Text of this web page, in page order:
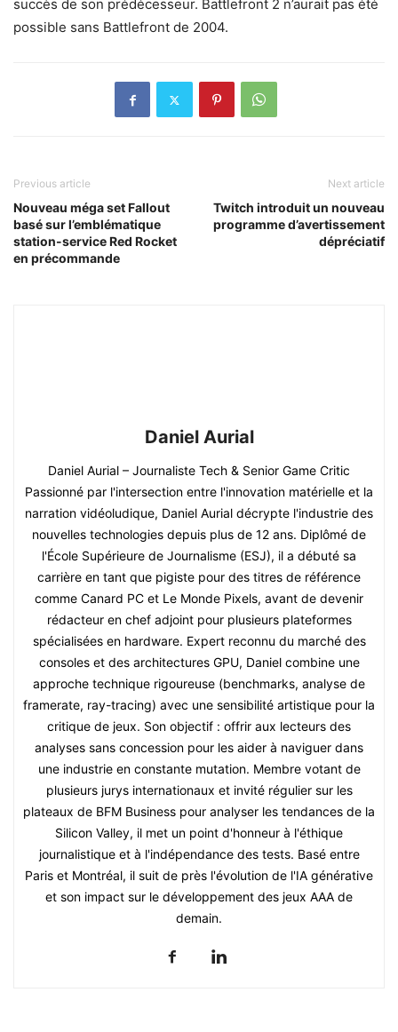
succès de son prédécesseur. Battlefront 2 n’aurait pas été
possible sans Battlefront de 2004.
Previous article
Nouveau méga set Fallout
basé sur l’emblématique
station-service Red Rocket
en précommande
Next article
Twitch introduit un nouveau
programme d’avertissement
dépréciatif
Daniel Aurial
Daniel Aurial – Journaliste Tech & Senior Game Critic
Passionné par l'intersection entre l'innovation matérielle et la
narration vidéoludique, Daniel Aurial décrypte l'industrie des
nouvelles technologies depuis plus de 12 ans. Diplômé de
l'École Supérieure de Journalisme (ESJ), il a débuté sa
carrière en tant que pigiste pour des titres de référence
comme Canard PC et Le Monde Pixels, avant de devenir
rédacteur en chef adjoint pour plusieurs plateformes
spécialisées en hardware. Expert reconnu du marché des
consoles et des architectures GPU, Daniel combine une
approche technique rigoureuse (benchmarks, analyse de
framerate, ray-tracing) avec une sensibilité artistique pour la
critique de jeux. Son objectif : offrir aux lecteurs des
analyses sans concession pour les aider à naviguer dans
une industrie en constante mutation. Membre votant de
plusieurs jurys internationaux et invité régulier sur les
plateaux de BFM Business pour analyser les tendances de la
Silicon Valley, il met un point d'honneur à l'éthique
journalistique et à l'indépendance des tests. Basé entre
Paris et Montréal, il suit de près l'évolution de l'IA générative
et son impact sur le développement des jeux AAA de
demain.